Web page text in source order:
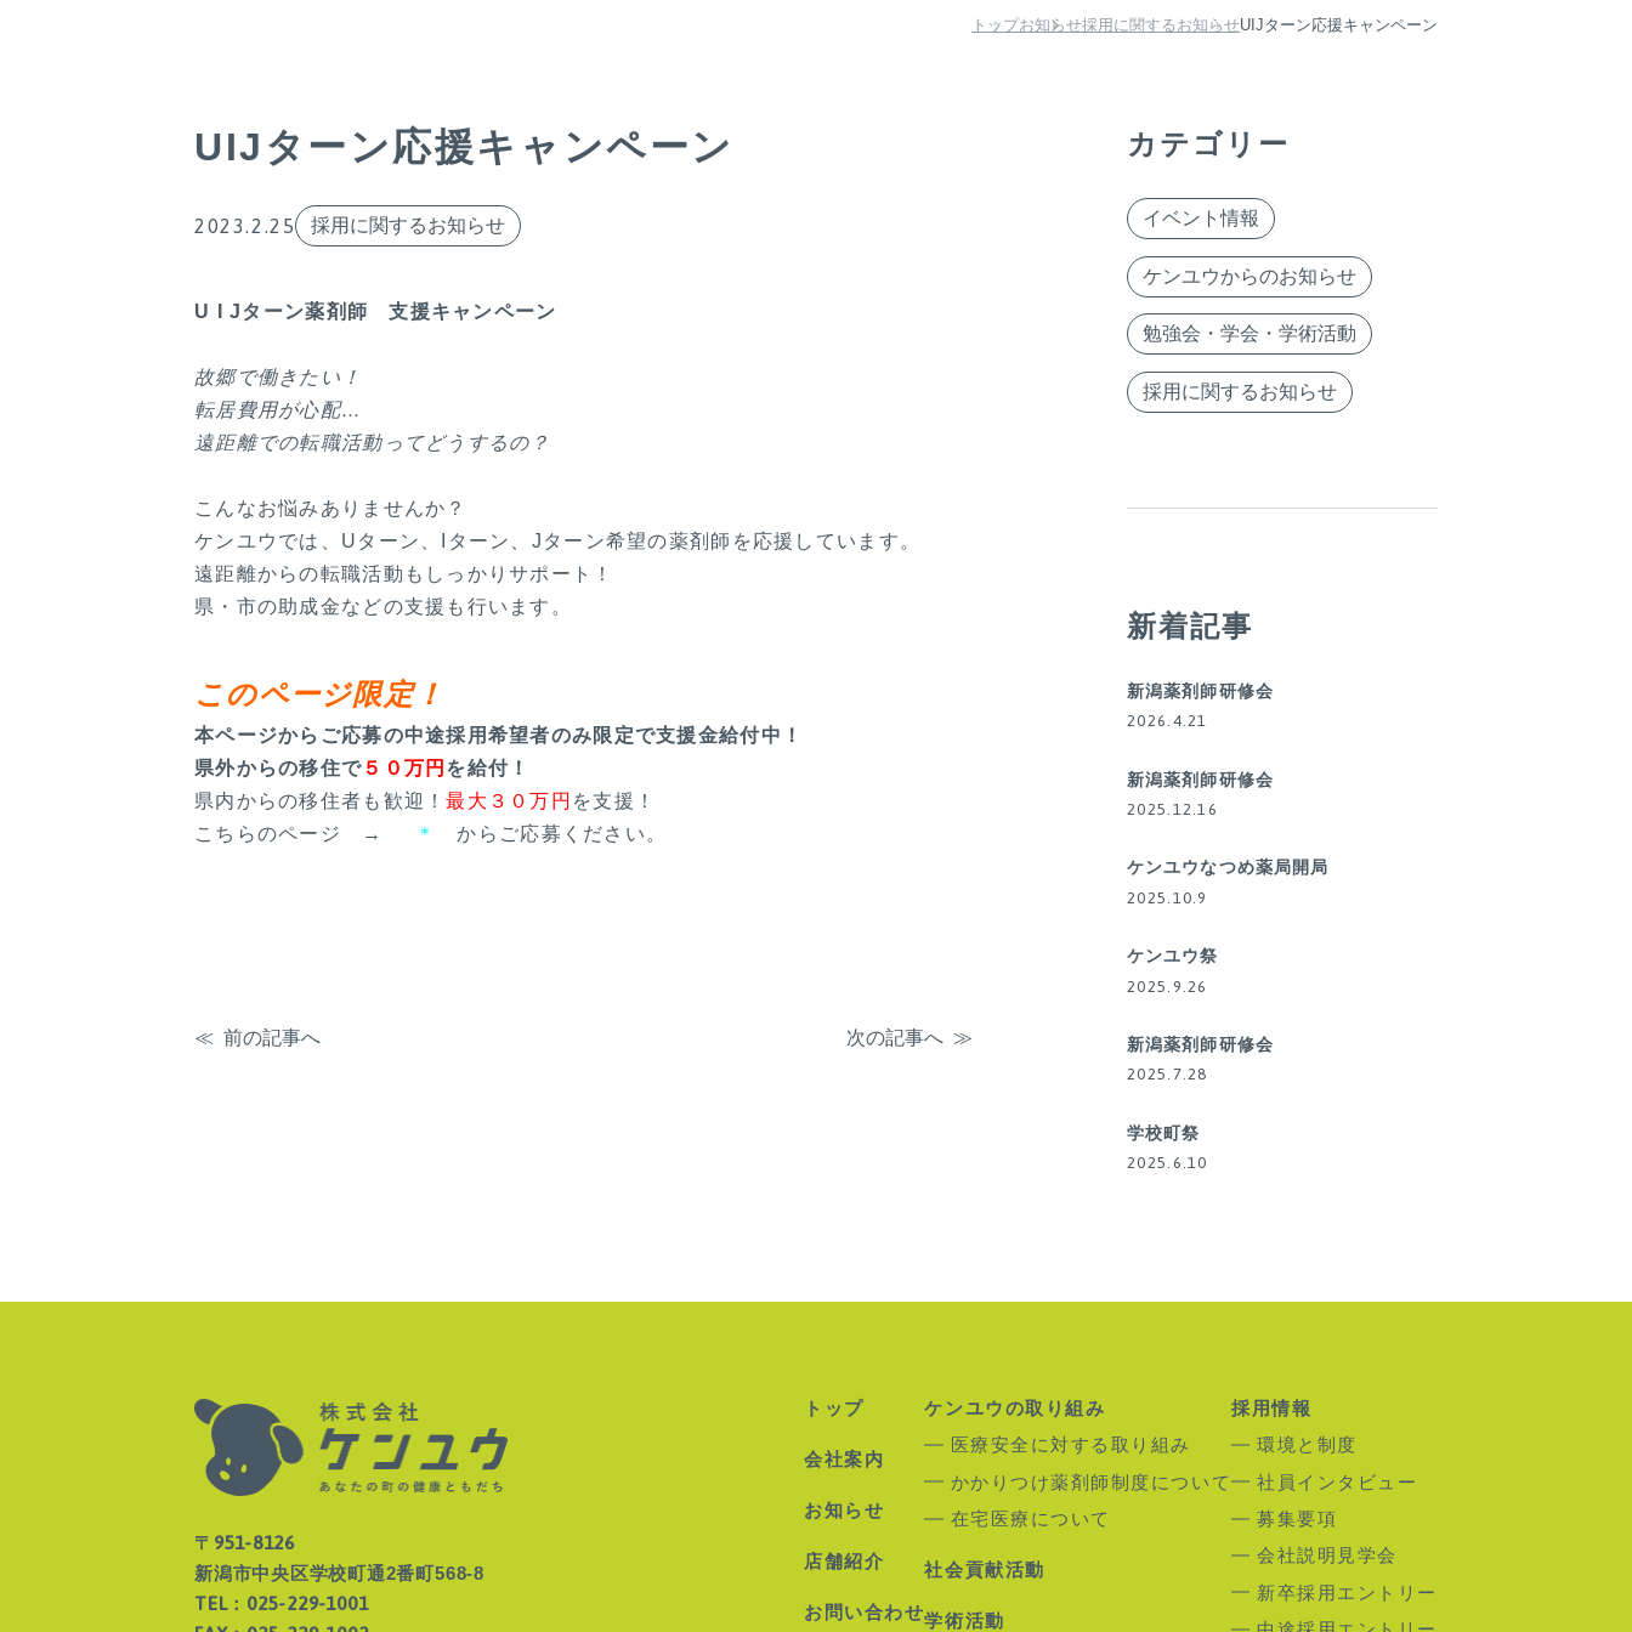
トップお知らせ採用に関するお知らせUIJターン応援キャンペーン
UIJターン応援キャンペーン
2023.2.25 採用に関するお知らせ
U I Jターン薬剤師 支援キャンペーン
故郷で働きたい！
転居費用が心配…
遠距離での転職活動ってどうするの？
こんなお悩みありませんか？
ケンユウでは、Uターン、Iターン、Jターン希望の薬剤師を応援しています。
遠距離からの転職活動もしっかりサポート！
県・市の助成金などの支援も行います。
このページ限定！
本ページからご応募の中途採用希望者のみ限定で支援金給付中！
県外からの移住で ５０万円 を給付！
県内からの移住者も歓迎！最大３０万円 を支援！
こちらのページ →
＊ からご応募ください。
前の記事へ 次の記事へ
カテゴリー
イベント情報
ケンユウからのお知らせ
勉強会・学会・学術活動
採用に関するお知らせ
新着記事
新潟薬剤師研修会
2026.4.21
新潟薬剤師研修会
2025.12.16
ケンユウなつめ薬局開局
2025.10.9
ケンユウ祭
2025.9.26
新潟薬剤師研修会
2025.7.28
学校町祭
2025.6.10
〒951-8126
新潟市中央区学校町通2番町568-8
TEL：025-229-1001
トップ
会社案内
お知らせ
店舗紹介
お問い合わせ
ケンユウの取り組み
医療安全に対する取り組み
かかりつけ薬剤師制度について
在宅医療について
社会貢献活動
学術活動
採用情報
環境と制度
社員インタビュー
募集要項
会社説明見学会
新卒採用エントリー